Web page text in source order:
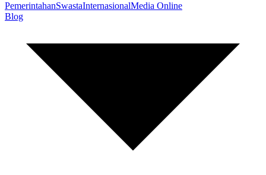
PemerintahanSwastaInternasionalMedia Online
Blog